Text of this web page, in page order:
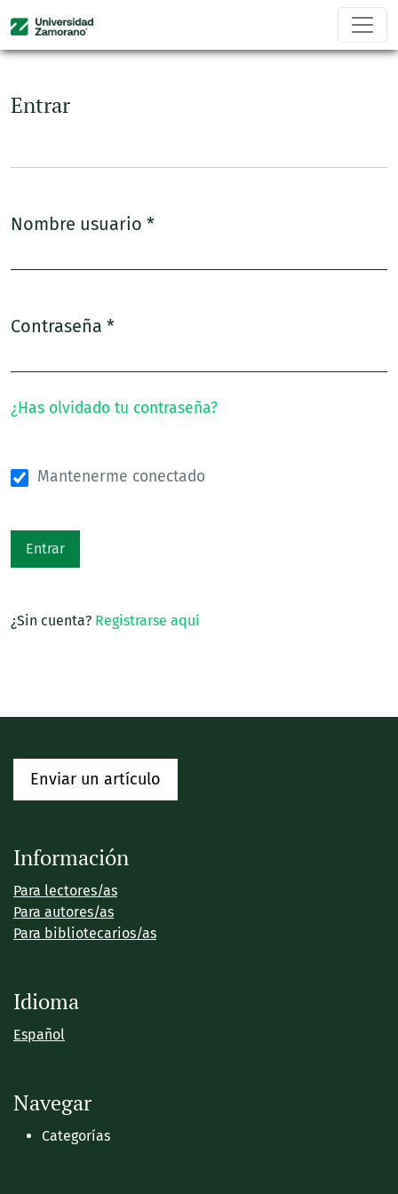
Entrar
Entrar
Nombre usuario *
Contraseña *
¿Has olvidado tu contraseña?
Mantenerme conectado
Entrar
¿Sin cuenta? Registrarse aquí
Enviar un artículo
Información
Para lectores/as
Para autores/as
Para bibliotecarios/as
Idioma
Español
Navegar
Categorías